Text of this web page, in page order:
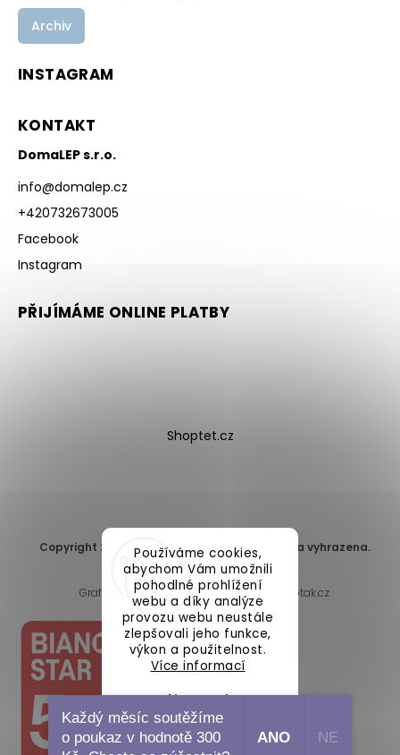
Používáme cookies,
abychom Vám umožnili
pohodlné prohlížení
webu a díky analýze
provozu webu neustále
zlepšovali jeho funkce,
výkon a použitelnost.
Více informací
Nastavení
Archiv
INSTAGRAM
KONTAKT
DomaLEP s.r.o.
info@domalep.cz
+420732673005
Facebook
Instagram
PŘIJÍMÁME ONLINE PLATBY
Shoptet.cz
Copyright 2026 DomaLEP s.r.o. . Všechna práva vyhrazena.
Upravit nastavení cookies
Grafický návrh vytvořil a nakódoval
Shoptak.cz
Každý měsíc soutěžíme
o poukaz v hodnotě 300
ANO NE